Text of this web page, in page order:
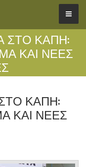
ΣΤΟ ΚΑΠΗ:
ΚΑΙ ΝΈΕΣ
ΚΑΠΗ:
ΚΑΙ ΝΈΕΣ